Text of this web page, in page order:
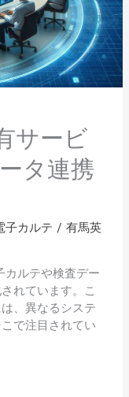
サービ
タ連携
子カルテ / 有馬英
カルテや検査デー
れています。​こ
、異なるシステ
で注目されてい